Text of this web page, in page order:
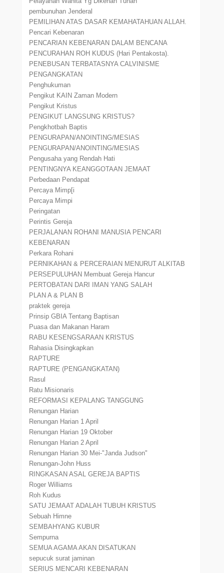
pembunuhan Jenderal
PEMILIHAN ATAS DASAR KEMAHATAHUAN ALLAH.
Pencari Kebenaran
PENCARIAN KEBENARAN DALAM BENCANA
PENCURAHAN ROH KUDUS (Hari Pentakosta).
PENEBUSAN TERBATASNYA CALVINISME
PENGANGKATAN
Penghukuman
Pengikut KAIN Zaman Modern
Pengikut Kristus
PENGIKUT LANGSUNG KRISTUS?
Pengkhotbah Baptis
PENGURAPAN/ANOINTING/MESIAS
PENGURAPAN/ANOINTING/MESIAS
Pengusaha yang Rendah Hati
PENTINGNYA KEANGGOTAAN JEMAAT
Perbedaan Pendapat
Percaya Mimp[i
Percaya Mimpi
Peringatan
Perintis Gereja
PERJALANAN ROHANI MANUSIA PENCARI
KEBENARAN
Perkara Rohani
PERNIKAHAN & PERCERAIAN MENURUT ALKITAB
PERSEPULUHAN Membuat Gereja Hancur
PERTOBATAN DARI IMAN YANG SALAH
PLAN A & PLAN B
praktek gereja
Prinsip GBIA Tentang Baptisan
Puasa dan Makanan Haram
RABU KESENGSARAAN KRISTUS
Rahasia Disingkapkan
RAPTURE
RAPTURE (PENGANGKATAN)
Rasul
Ratu Misionaris
REFORMASI KEPALANG TANGGUNG
Renungan Harian
Renungan Harian 1 April
Renungan Harian 19 Oktober
Renungan Harian 2 April
Renungan Harian 30 Mei-"Janda Judson"
Renungan-John Huss
RINGKASAN ASAL GEREJA BAPTIS
Roger Williams
Roh Kudus
SATU JEMAAT ADALAH TUBUH KRISTUS
Sebuah Himne
SEMBAHYANG KUBUR
Sempurna
SEMUA AGAMA AKAN DISATUKAN
sepucuk surat jaminan
SERIUS MENCARI KEBENARAN